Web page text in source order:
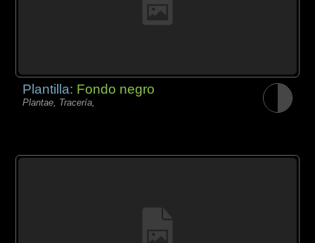
Plantilla: Fondo negro
Plantae, Tracería,